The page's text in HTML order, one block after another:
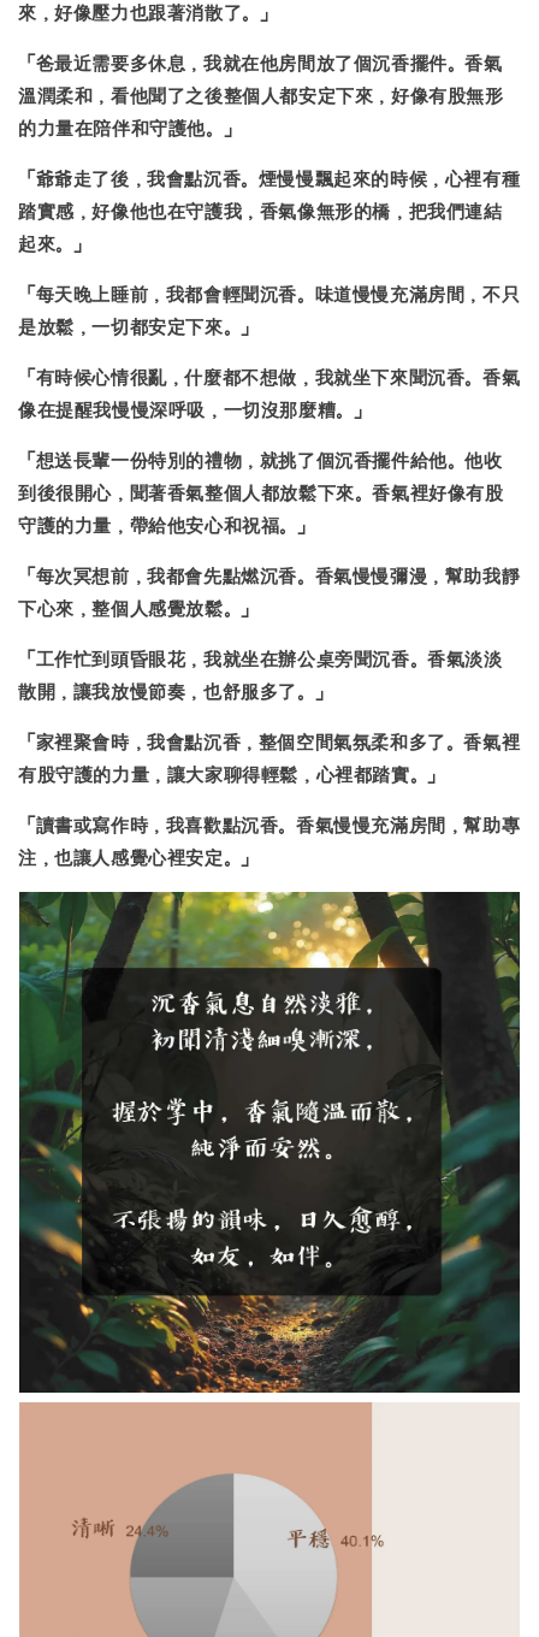
來，好像壓力也跟著消散了。」
「 爸最近需要多休息，我就在他房間放了個沉香擺件。香氣
溫潤柔和，看他聞了之後整個人都安定下來，好像有股無形
的力量在陪伴和守護他。」
「爺爺走了後，我會點沉香。煙慢慢飄起來的時候，心裡有種
踏實感，好像他也在守護我 ，香氣像無形的橋，把我們連結
起來。」
「每天晚上睡前，我都會輕聞沉香。味道慢慢充滿房間， 不只
是放鬆，一切都安定下來。
」
「有時候心情很亂，什麼都不想做，我就坐下來聞沉香。香氣
像在提醒我慢慢深呼吸 ，一切沒那麼糟。」
「 想送長輩一份特別的禮物，就挑了個沉香擺件給他。他收
到後很開心，聞著香氣整個人都放鬆下來。香氣裡好像有股
守護的力量，帶給他安心和祝福。」
「每次冥想前，我都會先點燃沉香。 香氣慢慢彌漫，幫助我靜
下心來 ，整個人感覺放鬆。」
「工作忙到頭昏眼花，我就坐在辦公桌旁聞沉香。香氣淡淡
散開，讓我放慢節奏 ，也舒服多了。」
「家裡聚會時，我會點沉香，整個空間氣氛柔和多了。香氣裡
有股守護的力量 ，讓大家聊得輕鬆，心裡都踏實。」
「讀書或寫作時，我喜歡點沉香。香氣慢慢充滿房間，幫助專
注，也讓人感覺心裡安定。
」